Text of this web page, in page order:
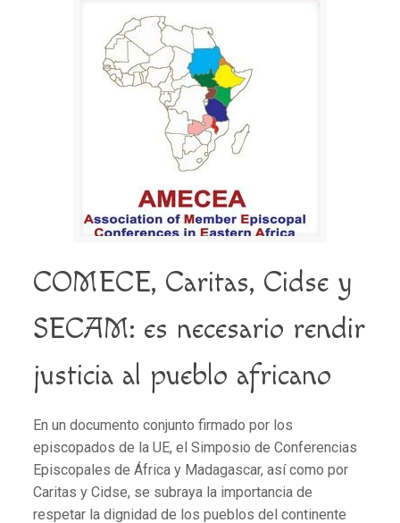
COMECE, Caritas, Cidse y
SECAM: es necesario rendir
justicia al pueblo africano
En un documento conjunto firmado por los
episcopados de la UE, el Simposio de Conferencias
Episcopales de África y Madagascar, así como por
Caritas y Cidse, se subraya la importancia de
respetar la dignidad de los pueblos del continente